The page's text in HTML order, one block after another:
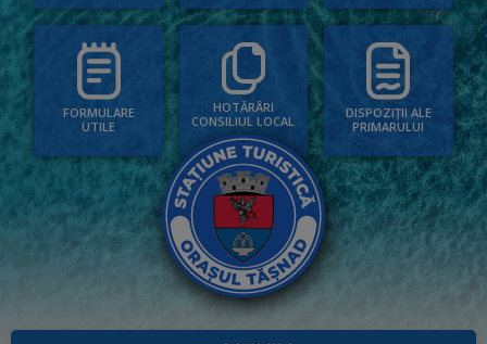
FORMULARE
UTILE
HOTĂRÂRI
CONSILIUL LOCAL
DISPOZIȚII ALE
PRIMARULUI